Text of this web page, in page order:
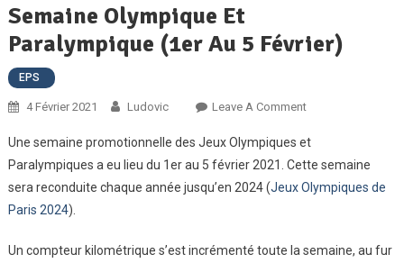
Semaine Olympique Et
Paralympique (1er Au 5 Février)
EPS
4 Février 2021 Ludovic Leave A CommentOn
Olympique
Et
Paralympique
5
Une semaine promotionnelle des Jeux Olympiques et
Paralympiques a eu lieu du 1er au 5 février 2021. Cette semaine
sera reconduite chaque année jusqu’en 2024 (Jeux Olympiques de
Paris 2024).
Un compteur kilométrique s’est incrémenté toute la semaine, au fur